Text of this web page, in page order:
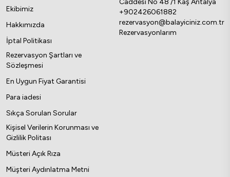
Ekibimiz
Hakkımızda
İptal Politikası
Rezervasyon Şartları ve
Sözleşmesi
En Uygun Fiyat Garantisi
Para iadesi
Sıkça Sorulan Sorular
Kişisel Verilerin Korunması ve
Gizlilik Politası
Müsteri Açık Rıza
Müşteri Aydınlatma Metni
Caddesi No 48 /1 Kaş Antalya
+902426061882
rezervasyon@balayiciniz.com.tr
Rezervasyonlarım